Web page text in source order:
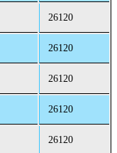
26120
26120
26120
26120
26120